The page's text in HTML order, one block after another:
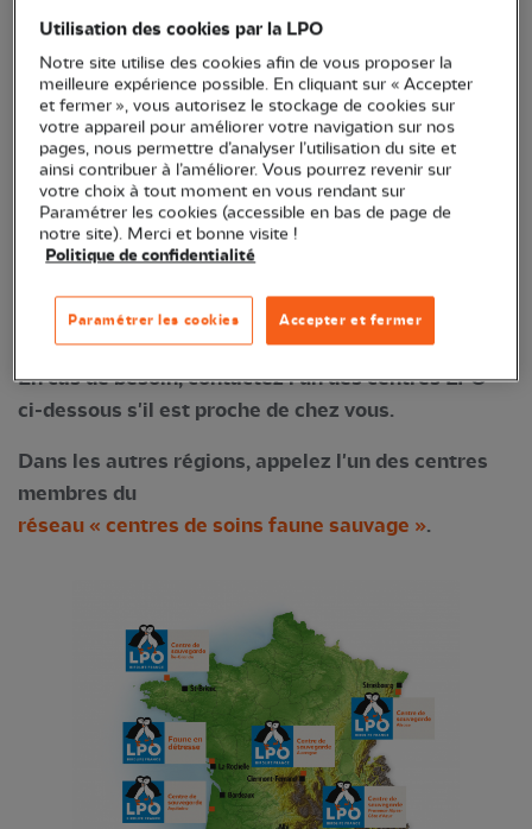
Cependant, l’administration, par l’instruction du 14
mai 1993 et dans la circulaire du 12 juillet 2004 a
reconnu la notion d’animal en détresse et a
implicitement accordé une dérogation aux
particuliers qui ramassent un animal blessé et le
transportent vers un centre de soins, à condition
que ce transport s’effectue dans les meilleurs
délais et par le chemin le plus direct. Il est
néanmoins fortement conseillé d'informer le centre
avant tout transport.
En cas de besoin, contactez l'un des centres LPO
ci-dessous s'il est proche de chez vous.
Dans les autres régions, appelez l'un des centres
membres du
réseau « centres de soins faune sauvage ».
Utilisation des cookies par la LPO
Notre site utilise des cookies afin de vous proposer la
meilleure expérience possible. En cliquant sur « Accepter
et fermer », vous autorisez le stockage de cookies sur
votre appareil pour améliorer votre navigation sur nos
pages, nous permettre d’analyser l’utilisation du site et
ainsi contribuer à l’améliorer. Vous pourrez revenir sur
votre choix à tout moment en vous rendant sur
Paramétrer les cookies (accessible en bas de page de
notre site). Merci et bonne visite !
Politique de confidentialité
Accepter et fermer
Paramétrer les cookies